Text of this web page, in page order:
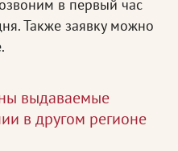
в первый час
Также заявку можно
выдаваемые
в другом регионе